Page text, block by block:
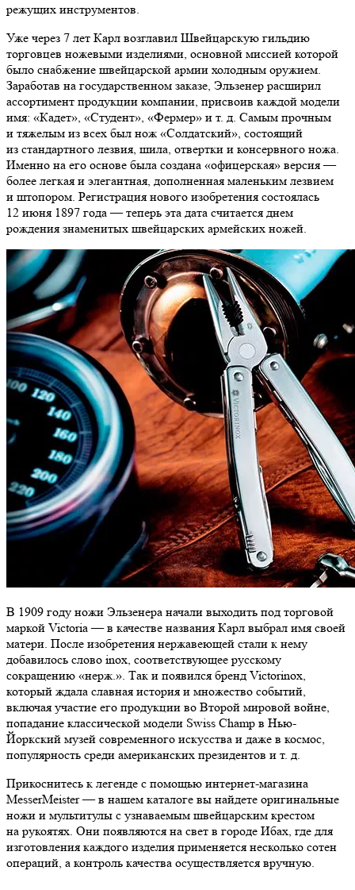
режущих инструментов.
Уже через 7 лет Карл возглавил Швейцарскую гильдию
торговцев ножевыми изделиями, основной миссией которой
было снабжение швейцарской армии холодным оружием.
Заработав на государственном заказе, Эльзенер расширил
ассортимент продукции компании, присвоив каждой модели
имя: «Кадет», «Студент», «Фермер» и т. д. Самым прочным
и тяжелым из всех был нож «Солдатский», состоящий
из стандартного лезвия, шила, отвертки и консервного ножа.
Именно на его основе была создана «офицерская» версия —
более легкая и элегантная, дополненная маленьким лезвием
и штопором. Регистрация нового изобретения состоялась
12 июня 1897 года — теперь эта дата считается днем
рождения знаменитых швейцарских армейских ножей.
В 1909 году ножи Эльзенера начали выходить под торговой
маркой Victoria — в качестве названия Карл выбрал имя своей
матери. После изобретения нержавеющей стали к нему
добавилось слово inox, соответствующее русскому
сокращению «нерж.». Так и появился бренд Victorinox,
который ждала славная история и множество событий,
включая участие его продукции во Второй мировой войне,
попадание классической модели Swiss Champ в Нью-
Йоркский музей современного искусства и даже в космос,
популярность среди американских президентов и т. д.
Прикоснитесь к легенде с помощью интернет-магазина
MesserMeister — в нашем каталоге вы найдете оригинальные
ножи и мультитулы с узнаваемым швейцарским крестом
на рукоятях. Они появляются на свет в городе Ибах, где для
изготовления каждого изделия применяется несколько сотен
операций, а контроль качества осуществляется вручную.